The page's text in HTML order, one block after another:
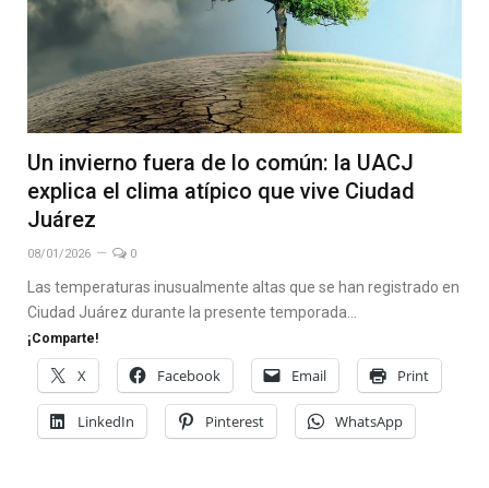
Un invierno fuera de lo común: la UACJ
explica el clima atípico que vive Ciudad
Juárez
08/01/2026 0
Las temperaturas inusualmente altas que se han registrado en
Ciudad Juárez durante la presente temporada…
¡Comparte!
X Facebook Email Print
LinkedIn Pinterest WhatsApp